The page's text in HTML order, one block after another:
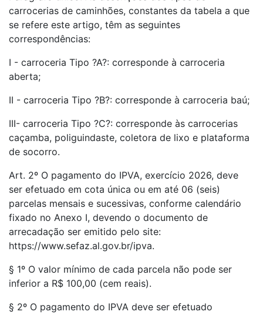
carrocerias de caminhões, constantes da tabela a que
se refere este artigo, têm as seguintes
correspondências:
I - carroceria Tipo ?A?: corresponde à carroceria
aberta;
II - carroceria Tipo ?B?: corresponde à carroceria baú;
III- carroceria Tipo ?C?: corresponde às carrocerias
caçamba, poliguindaste, coletora de lixo e plataforma
de socorro.
Art. 2º O pagamento do IPVA, exercício 2026, deve
ser efetuado em cota única ou em até 06 (seis)
parcelas mensais e sucessivas, conforme calendário
fixado no Anexo I, devendo o documento de
arrecadação ser emitido pelo site:
https://www.sefaz.al.gov.br/ipva.
§ 1º O valor mínimo de cada parcela não pode ser
inferior a R$ 100,00 (cem reais).
§ 2º O pagamento do IPVA deve ser efetuado